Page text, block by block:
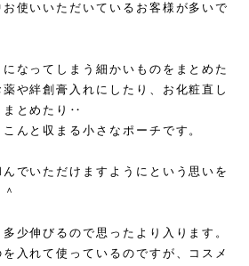
使いいただいているお客様が多いで
なってしまう細かいものをまとめた
や絆創膏入れにしたり、お化粧直し
まとめたり‥
んと収まる小さなポーチです。
でいただけますようにという思いを
少伸びるので思ったより入ります。
入れて使っているのですが、コスメ